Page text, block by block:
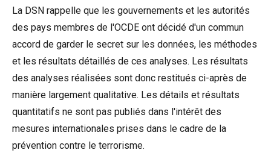
La DSN rappelle que les gouvernements et les autorités
des pays membres de l'OCDE ont décidé d'un commun
accord de garder le secret sur les données, les méthodes
et les résultats détaillés de ces analyses. Les résultats
des analyses réalisées sont donc restitués ci-après de
manière largement qualitative. Les détails et résultats
quantitatifs ne sont pas publiés dans l'intérêt des
mesures internationales prises dans le cadre de la
prévention contre le terrorisme.